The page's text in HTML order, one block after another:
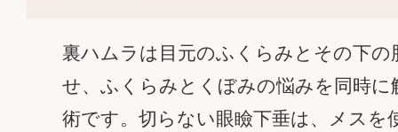
裏ハムラは目元のふくらみとその下の
せ、ふくらみとくぼみの悩みを同時に
術です。切らない眼瞼下垂は、メスを